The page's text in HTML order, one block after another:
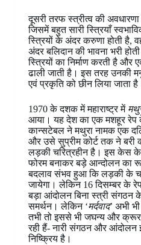
दूसरी तरफ स्त्रीत्व की अवधारणा
जिसमें बहुत सारी स्त्रियाँ
स्त्रियों के अंदर करुणा होती है,
अंदर बलिदान की भावना भरी
स्त्रियों का निर्माण करती है
ढाली जाती है। इस तरह उनकी
एवं प्रकृति को छीन लिया जाता
1970 के दशक में महाराष्ट्र में
आया। यह देश का एक मशहूर
कान्सटेबल ने मथुरा नामक एक
और उसे सुप्रीम कोर्ट तक ने बरी
लड़की चरित्रहीन है। इस केस के
फोरम बनाकर बड़े आन्दोलन का
बदलाव संभव हुआ कि लड़की के
जायेगा। लेकिन 16 दिसम्बर के
बड़ा आंदोलन बिना स्त्री संगठन
समर्थन। लेकिन ‘मर्दवाद’ अभी
तभी तो इससे भी जघन्य और क्रूर
रही हैं- नारी संगठन और आंदोलन
निष्क्रिय है।